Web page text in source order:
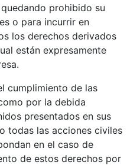
prohibido su
o para incurrir en
los derechos derivados
están expresamente
cumplimiento de las
por la debida
presentados en sus
todas las acciones civiles
en el caso de
de estos derechos por